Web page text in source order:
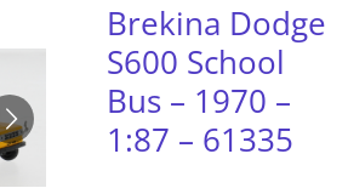
Brekina Dodge
S600 School
Bus – 1970 –
1:87 – 61335